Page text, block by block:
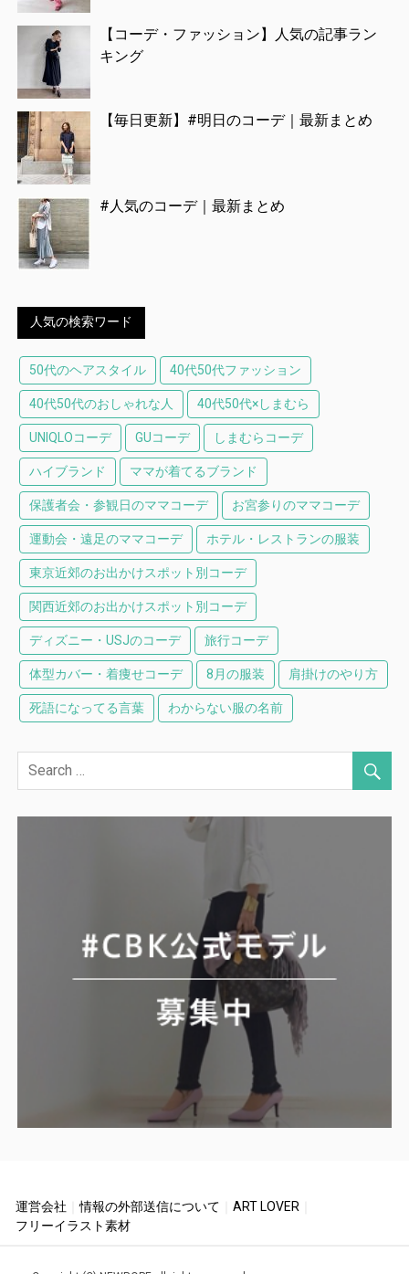
【コーデ・ファッション】人気の記事ラン
キング
【毎日更新】#明日のコーデ｜最新まとめ
#人気のコーデ｜最新まとめ
人気の検索ワード
50代のヘアスタイル 40代50代ファッション
40代50代のおしゃれな人 40代50代×しまむら
UNIQLOコーデ GUコーデ しまむらコーデ
ハイブランド ママが着てるブランド
保護者会・参観日のママコーデ お宮参りのママコーデ
運動会・遠足のママコーデ ホテル・レストランの服装
東京近郊のお出かけスポット別コーデ
関西近郊のお出かけスポット別コーデ
ディズニー・USJのコーデ 旅行コーデ
体型カバー・着痩せコーデ 8月の服装 肩掛けのやり方
死語になってる言葉 わからない服の名前
運営会社 ｜情報の外部送信について ART LOVER
フリーイラスト素材